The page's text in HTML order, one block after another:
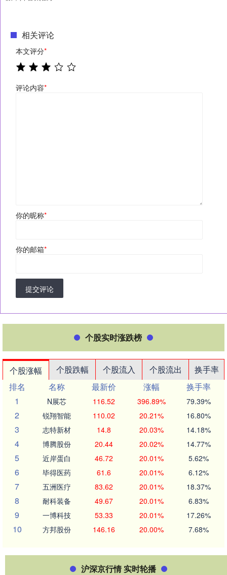
相关评论
本文评分*
评论内容*
你的昵称*
你的邮箱*
提交评论
个股实时涨跌榜
个股涨幅 个股跌幅 个股流入 个股流出
换手率
排名
名称 最新价 涨幅
换手率
1
N展芯 116.52 396.89% 79.39%
2 锐翔智能 110.02 20.21% 16.80%
3 志特新材 14.8 20.03% 14.18%
4 博腾股份 20.44 20.02% 14.77%
5 近岸蛋白 46.72 20.01% 5.62%
6 毕得医药 61.6 20.01% 6.12%
7 五洲医疗 83.62 20.01% 18.37%
8 耐科装备 49.67 20.01% 6.83%
9 一博科技 53.33 20.01% 17.26%
10 方邦股份 146.16 20.00% 7.68%
沪深京行情 实时轮播